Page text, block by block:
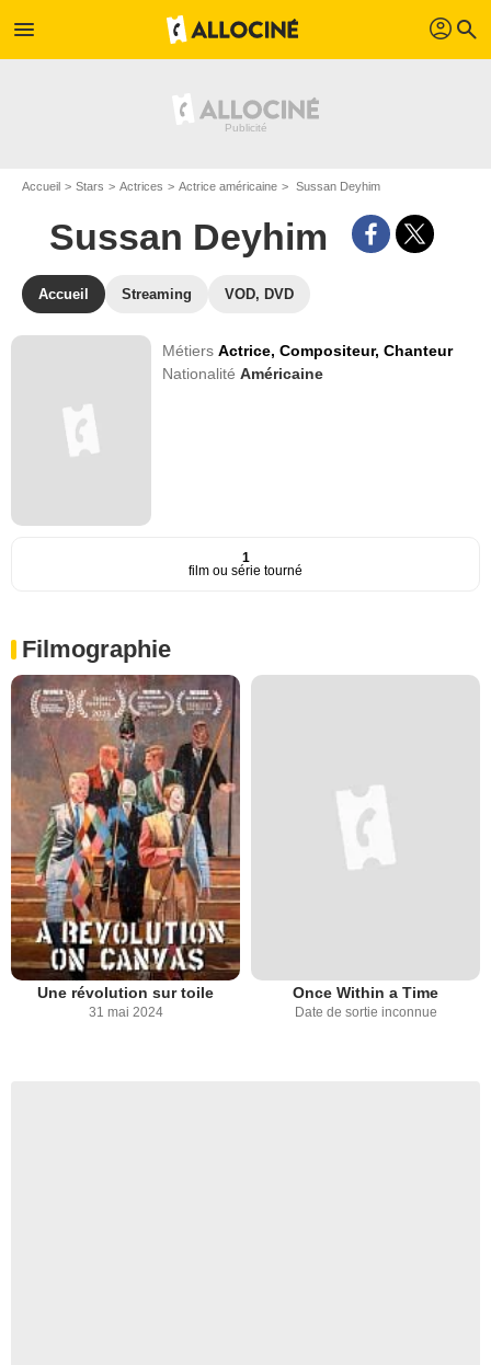
menu profil search
Accueil Stars Actrices Actrice américaine Sussan Deyhim
Sussan Deyhim
Accueil Streaming VOD, DVD
MétiersActrice,Compositeur,Chanteur
NationalitéAméricaine
1
film ou série tourné
Filmographie
Une révolution sur toile
31 mai 2024
Once Within a Time
Date de sortie inconnue